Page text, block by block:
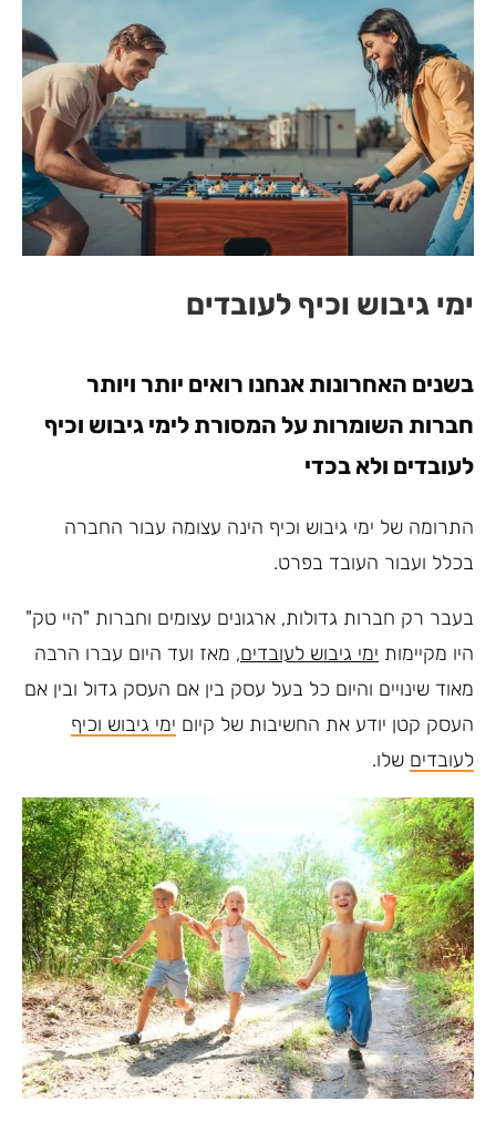
ימי גיבוש וכיף לעובדים
בשנים האחרונות אנחנו רואים יותר ויותר
חברות השומרות על המסורת לימי גיבוש וכיף
לעובדים ולא בכדי
התרומה של ימי גיבוש וכיף הינה עצומה עבור החברה
בכלל ועבור העובד בפרט.
בעבר רק חברות גדולות, ארגונים עצומים וחברות "היי טק"
היו מקיימותימי גיבוש לעובדים, מאז ועד היום עברו הרבה
מאוד שינויים והיום כל בעל עסק בין אם העסק גדול ובין אם
העסק קטן יודע את החשיבות של קיוםימי גיבוש וכיף
לעובדיםשלו.